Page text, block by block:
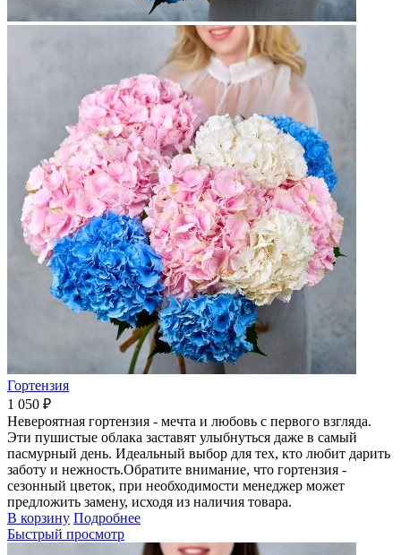
Гортензия
1 050 ₽
Невероятная гортензия - мечта и любовь с первого взгляда.
Эти пушистые облака заставят улыбнуться даже в самый
пасмурный день. Идеальный выбор для тех, кто любит дарить
заботу и нежность.Обратите внимание, что гортензия -
сезонный цветок, при необходимости менеджер может
предложить замену, исходя из наличия товара.
В корзину Подробнее
Быстрый просмотр